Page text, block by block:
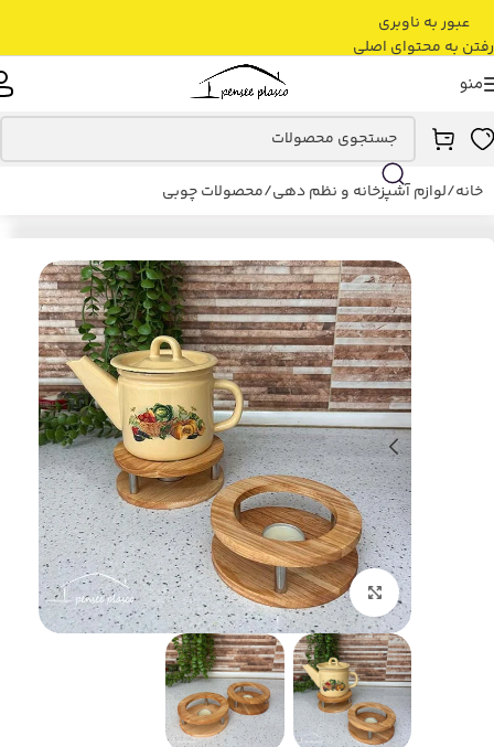
عبور به ناوبری
رفتن به محتوای اصلی
منو
خانه/لوازم آشپزخانه و نظم دهی/محصولات چوبی
بزرگنمایی تصویر